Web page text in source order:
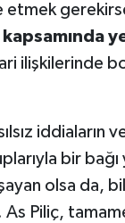
ilişkilerinde
iddiaların
bir
olsa da,
Piliç,